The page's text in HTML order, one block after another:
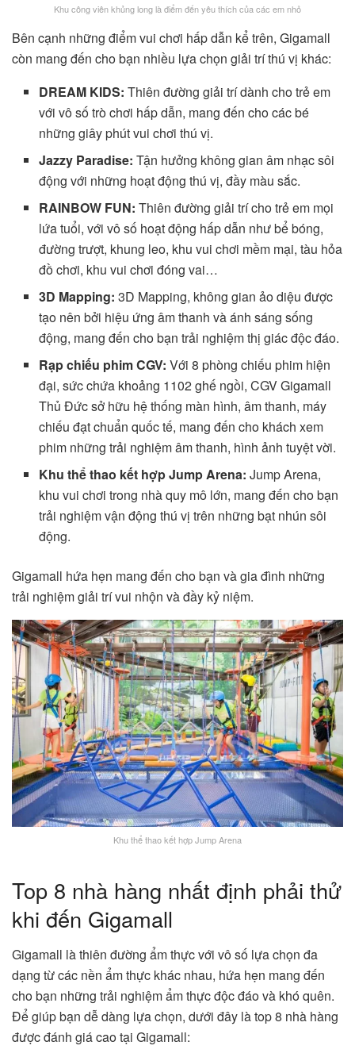
Khu công viên khủng long là điểm đến yêu thích của các em nhỏ
Bên cạnh những điểm vui chơi hấp dẫn kể trên, Gigamall
còn mang đến cho bạn nhiều lựa chọn giải trí thú vị khác:
DREAM KIDS: Thiên đường giải trí dành cho trẻ em
với vô số trò chơi hấp dẫn, mang đến cho các bé
những giây phút vui chơi thú vị.
Jazzy Paradise: Tận hưởng không gian âm nhạc sôi
động với những hoạt động thú vị, đầy màu sắc.
RAINBOW FUN: Thiên đường giải trí cho trẻ em mọi
lứa tuổi, với vô số hoạt động hấp dẫn như bể bóng,
đường trượt, khung leo, khu vui chơi mềm mại, tàu hỏa
đồ chơi, khu vui chơi đóng vai…
3D Mapping: 3D Mapping, không gian ảo diệu được
tạo nên bởi hiệu ứng âm thanh và ánh sáng sống
động, mang đến cho bạn trải nghiệm thị giác độc đáo.
Rạp chiếu phim CGV: Với 8 phòng chiếu phim hiện
đại, sức chứa khoảng 1102 ghế ngồi, CGV Gigamall
Thủ Đức sở hữu hệ thống màn hình, âm thanh, máy
chiếu đạt chuẩn quốc tế, mang đến cho khách xem
phim những trải nghiệm âm thanh, hình ảnh tuyệt vời.
Khu thể thao kết hợp Jump Arena:Jump Arena,
khu vui chơi trong nhà quy mô lớn, mang đến cho bạn
trải nghiệm vận động thú vị trên những bạt nhún sôi
động.
Gigamall hứa hẹn mang đến cho bạn và gia đình những
trải nghiệm giải trí vui nhộn và đầy kỷ niệm.
Khu thể thao kết hợp Jump Arena
Top 8 nhà hàng nhất định phải thử
khi đến Gigamall
Gigamall là thiên đường ẩm thực với vô số lựa chọn đa
dạng từ các nền ẩm thực khác nhau, hứa hẹn mang đến
cho bạn những trải nghiệm ẩm thực độc đáo và khó quên.
Để giúp bạn dễ dàng lựa chọn, dưới đây là top 8 nhà hàng
được đánh giá cao tại Gigamall: